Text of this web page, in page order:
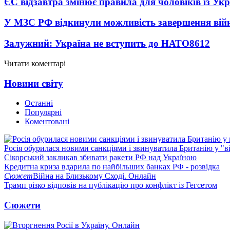
У МЗС РФ відкинули можливість завершення
Залужний: Україна не вступить до НАТО8612
Читати коментарі
Новини світу
Останні
Популярні
Коментовані
Росія обурилася новими санкціями і звинуватила Британію у
Сікорський закликав збивати ракети РФ над Україною
Кредитна криза вдарила по найбільших банках РФ - розвідка
СюжетВійна на Близькому Сході. Онлайн
Трамп різко відповів на публікацію про конфлікт із Гегсетом
Сюжети